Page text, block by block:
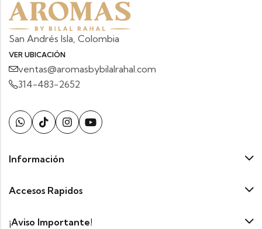
San Andrés Isla, Colombia
VER UBICACIÓN
ventas@aromasbybilalrahal.com
314-483-2652
Información
Accesos Rapidos
¡Aviso Importante!